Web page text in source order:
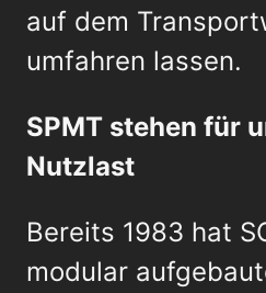
auf dem
umfahren lassen.
SPMT stehen für
Nutzlast
Bereits 1983 hat
modular